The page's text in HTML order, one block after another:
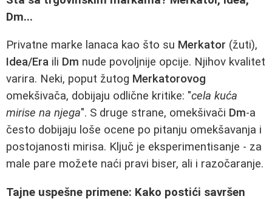
Dm...
Privatne marke lanaca kao što su Merkator (žuti),
Idea/Era ili Dm nude povoljnije opcije. Njihov kvalitet
varira. Neki, poput žutog Merkatorovog
omekšivača, dobijaju odlične kritike: "cela kuća
mirise na njega". S druge strane, omekšivači Dm-a
često dobijaju loše ocene po pitanju omekšavanja i
postojanosti mirisa. Ključ je eksperimentisanje - za
male pare možete naći pravi biser, ali i razočaranje.
Tajne uspešne primene: Kako postići savršen